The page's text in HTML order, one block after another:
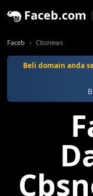
Faceb.com
Faceb Cbsnews
Beli domain anda